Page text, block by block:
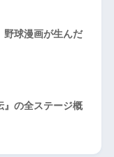
野球漫画が生んだ
』の全ステージ概